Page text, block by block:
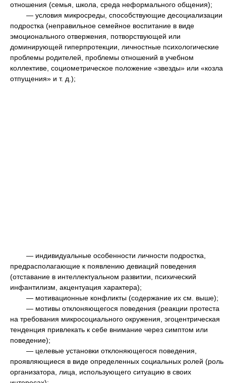
отношения (семья, школа, среда неформального общения);
— условия микросреды, способствующие десоциализации
подростка (неправильное семейное воспитание в виде
эмоционального отвержения, потворствующей или
доминирующей гиперпротекции, личностные психологические
проблемы родителей, проблемы отношений в учебном
коллективе, социометрическое положение «звезды» или «козла
отпущения» и т. д.);
— индивидуальные особенности личности подростка,
предрасполагающие к появлению девиаций поведения
(отставание в интеллектуальном развитии, психический
инфантилизм, акцентуация характера);
— мотивационные конфликты (содержание их см. выше);
— мотивы отклоняющегося поведения (реакции протеста
на требования микросоциального окружения, эгоцентрическая
тенденция привлекать к себе внимание через симптом или
поведение);
— целевые установки отклоняющегося поведения,
проявляющиеся в виде определенных социальных ролей (роль
организатора, лица, использующего ситуацию в своих